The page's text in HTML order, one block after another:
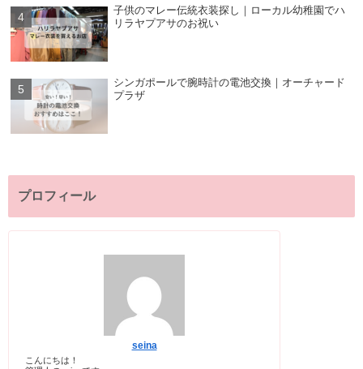
子供のマレー伝統衣装探し｜ローカル幼稚園でハ
リラヤプアサのお祝い
シンガポールで腕時計の電池交換｜オーチャード
プラザ
プロフィール
seina
こんにちは！